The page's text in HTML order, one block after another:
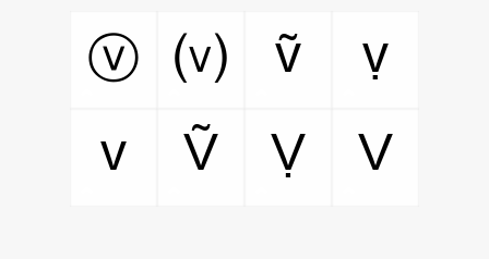
ⓥ ⒱ ṽ
ṿ
v
Ṽ Ṿ V